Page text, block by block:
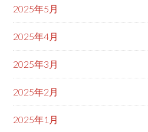
2025年5月
2025年4月
2025年3月
2025年2月
2025年1月